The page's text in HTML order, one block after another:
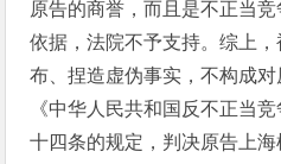
原告的商誉，而且是不正当
依据，法院不予支持。综上，
布、捏造虚伪事实，不构成
《中华人民共和国反不正当
十四条的规定，判决原告上